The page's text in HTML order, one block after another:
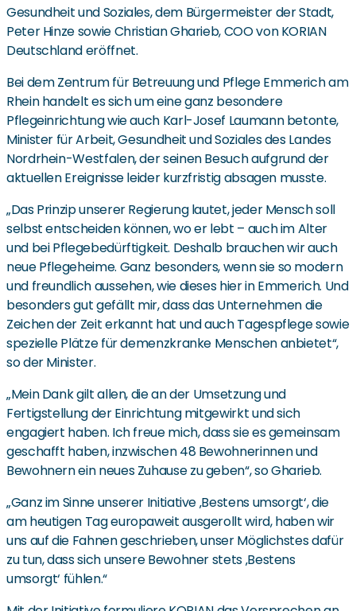
Gesundheit und Soziales, dem Bürgermeister der Stadt,
Peter Hinze sowie Christian Gharieb, COO von KORIAN
Deutschland eröffnet.
Bei dem Zentrum für Betreuung und Pflege Emmerich am
Rhein handelt es sich um eine ganz besondere
Pflegeinrichtung wie auch Karl-Josef Laumann betonte,
Minister für Arbeit, Gesundheit und Soziales des Landes
Nordrhein-Westfalen, der seinen Besuch aufgrund der
aktuellen Ereignisse leider kurzfristig absagen musste.
„Das Prinzip unserer Regierung lautet, jeder Mensch soll
selbst entscheiden können, wo er lebt – auch im Alter
und bei Pflegebedürftigkeit. Deshalb brauchen wir auch
neue Pflegeheime. Ganz besonders, wenn sie so modern
und freundlich aussehen, wie dieses hier in Emmerich. Und
besonders gut gefällt mir, dass das Unternehmen die
Zeichen der Zeit erkannt hat und auch Tagespflege sowie
spezielle Plätze für demenzkranke Menschen anbietet“,
so der Minister.
„Mein Dank gilt allen, die an der Umsetzung und
Fertigstellung der Einrichtung mitgewirkt und sich
engagiert haben. Ich freue mich, dass sie es gemeinsam
geschafft haben, inzwischen 48 Bewohnerinnen und
Bewohnern ein neues Zuhause zu geben“, so Gharieb.
„Ganz im Sinne unserer Initiative ‚Bestens umsorgt‘, die
am heutigen Tag europaweit ausgerollt wird, haben wir
uns auf die Fahnen geschrieben, unser Möglichstes dafür
zu tun, dass sich unsere Bewohner stets ‚Bestens
umsorgt‘ fühlen.“